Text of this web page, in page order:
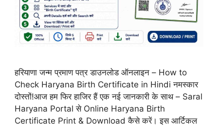
हरियाणा जन्म प्रमाण पत्र डाउनलोड ऑनलाइन – How to
Check Haryana Birth Certificate in Hindi नमस्कार
दोस्तों!आज हम फिर हाजिर हैं एक नई जानकारी के साथ – Saral
Haryana Portal से Online Haryana Birth
Certificate Print & Download कैसे करें। इस आर्टिकल